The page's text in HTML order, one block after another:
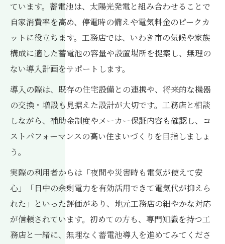
ています。蓄電池は、太陽光発電と組み合わせることで
自家消費率を高め、停電時の備えや電気料金のピークカ
ットに役立ちます。工務店では、いわき市の気候や家族
構成に適した蓄電池の容量や設置場所を提案し、無理の
ない導入計画をサポートします。
導入の際は、既存の住宅設備との連携や、将来的な機器
の交換・増設も見据えた設計が大切です。工務店と相談
しながら、補助金制度やメーカー保証内容も確認し、コ
ストパフォーマンスの高い住まいづくりを目指しましょ
う。
実際の利用者からは「夜間や災害時も電気が使えて安
心」「日中の余剰電力を有効活用できて電気代が抑えら
れた」といった評価があり、地元工務店の細やかな対応
が信頼されています。初めての方も、専門知識を持つ工
務店と一緒に、無理なく蓄電池導入を進めてみてくださ